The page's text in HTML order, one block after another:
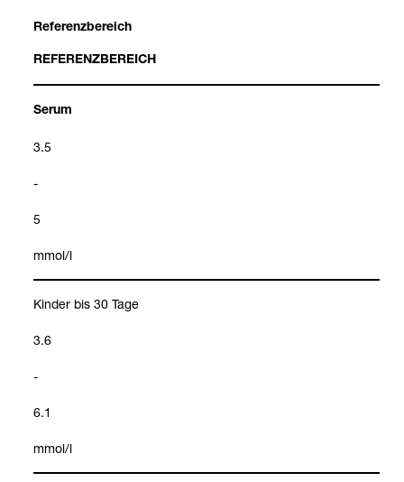
Refe­renz­be­reich
REFE­RENZ­BE­REICH
Serum
3.5
-
5
mmol/l
Kin­der bis 30 Tage
3.6
-
6.1
mmol/l